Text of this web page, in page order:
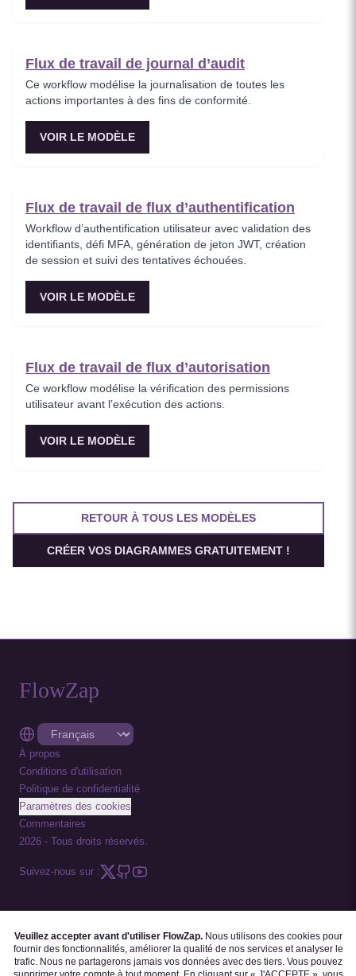
Flux de travail de journal d’audit
Ce workflow modélise la journalisation de toutes les
actions importantes à des fins de conformité.
VOIR LE MODÈLE
Flux de travail de flux d’authentification
Workflow d’authentification utilisateur avec validation des
identifiants, défi MFA, génération de jeton JWT, création
de session et suivi des tentatives échouées.
VOIR LE MODÈLE
Flux de travail de flux d’autorisation
Ce workflow modélise la vérification des permissions
utilisateur avant l’exécution des actions.
VOIR LE MODÈLE
RETOUR À TOUS LES MODÈLES
CRÉER VOS DIAGRAMMES GRATUITEMENT !
FlowZap
À propos
Conditions d'utilisation
Politique de confidentialité
Paramètres des cookies
Commentaires
2026 - Tous droits réservés.
Suivez-nous sur :
Veuillez accepter avant d'utiliser FlowZap. Nous utilisons des cookies pour
fournir des fonctionnalités, améliorer la qualité de nos services et analyser le
trafic. Nous ne partagerons jamais vos données avec des tiers. Vous pouvez
CODE FLOWZAP MODÈLES DE DIAGRAMMES TUTORIELS | BLOGUE
|
FAQ